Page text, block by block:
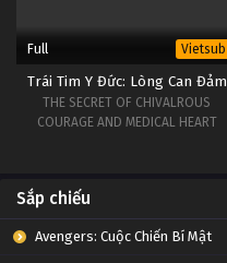
Full Vietsub
Trái Tim Y Đức: Lòng Can Đảm
THE SECRET OF CHIVALROUS
COURAGE AND MEDICAL HEART
Sắp chiếu
Avengers: Cuộc Chiến Bí Mật